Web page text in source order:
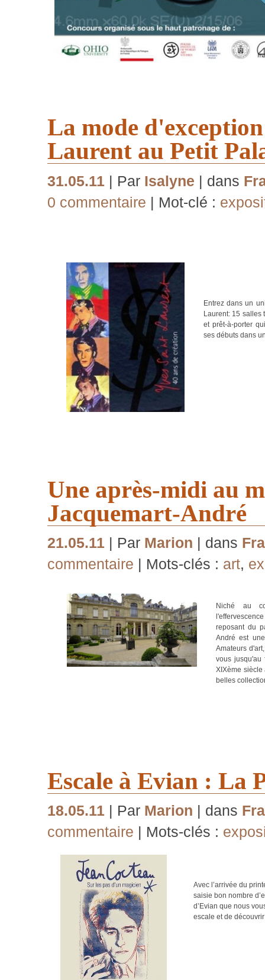
La mode
Laurent au Petit
31.05.11 | Par Isalyne | dans
0 commentaire | Mot-clé :
Entrez dans un
Laurent: 15 salles
et prêt-à-porter
ses débuts dans
Une après-midi au
Jacquemart-André
21.05.11 | Par Marion | dans
commentaire | Mots-clés : art,
Niché au
reposant du
André est
Amateurs
vous
XIXème
belles
Escale à Evian : La
18.05.11 | Par Marion | dans
commentaire | Mots-clés :
Avec l’arrivée du
saisie bon nombre
d’Evian que nous
escale et de